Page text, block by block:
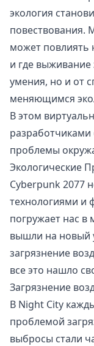
экология
повествования.
может повлиять
и где выживание
умения, но и от
меняющимся
В этом
разработчиками
проблемы
Экологические
Cyberpunk 2077
технологиями и
погружает нас в
вышли на новый
загрязнение
все это нашло
Загрязнение
В Night City
проблемой
выбросы стали